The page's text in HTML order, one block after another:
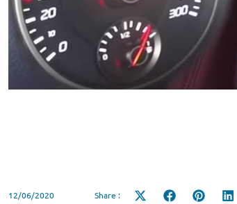
12/06/2020 Share :
Share
Share
Share